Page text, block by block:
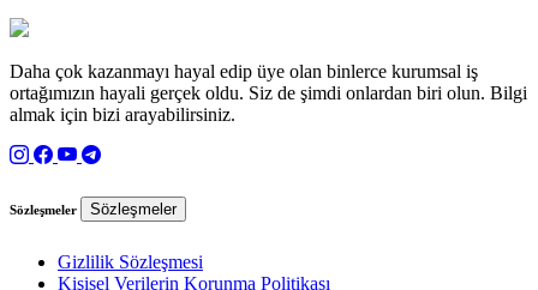
Daha çok kazanmayı hayal edip üye olan binlerce kurumsal iş
ortağımızın hayali gerçek oldu. Siz de şimdi onlardan biri olun. Bilgi
almak için bizi arayabilirsiniz.
Sözleşmeler Sözleşmeler
Gizlilik Sözleşmesi
Kişisel Verilerin Korunma Politikası